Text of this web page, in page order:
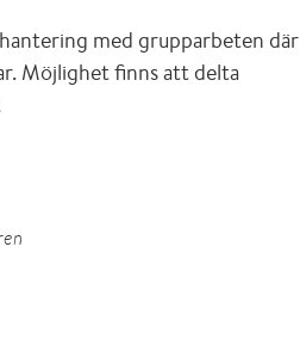
med grupparbeten där
Möjlighet finns att delta